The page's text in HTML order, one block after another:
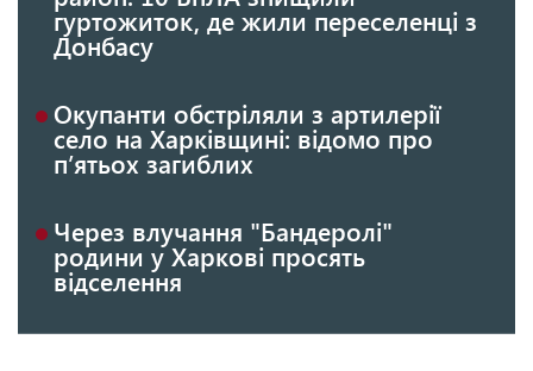
гуртожиток, де жили переселенці з
Донбасу
Окупанти обстріляли з артилерії
село на Харківщині: відомо про
п’ятьох загиблих
Через влучання "Бандеролі"
родини у Харкові просять
відселення